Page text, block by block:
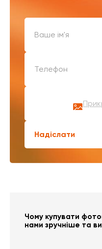
Надіслати
Чому купувати
нами зручніше та